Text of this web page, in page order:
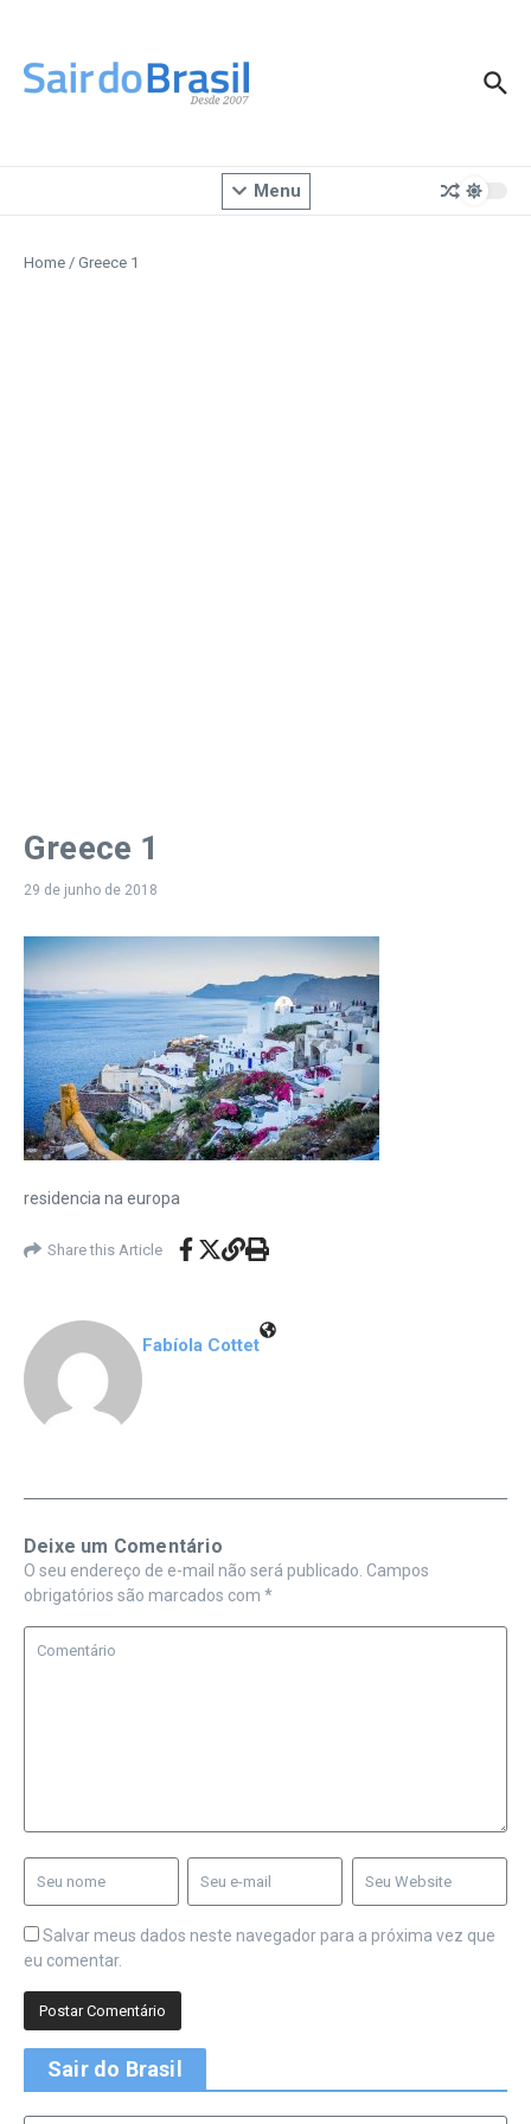
Menu
Home / Greece 1
Greece 1
29 de junho de 2018
residencia na europa
Share this Article
Fabíola Cottet
Deixe um Comentário
O seu endereço de e-mail não será publicado. Campos
obrigatórios são marcados com *
Salvar meus dados neste navegador para a próxima vez que
eu comentar.
Sair do Brasil